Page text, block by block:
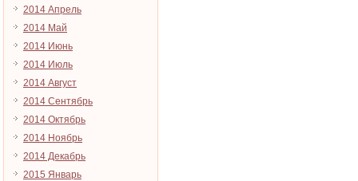
2014 Апрель
2014 Май
2014 Июнь
2014 Июль
2014 Август
2014 Сентябрь
2014 Октябрь
2014 Ноябрь
2014 Декабрь
2015 Январь